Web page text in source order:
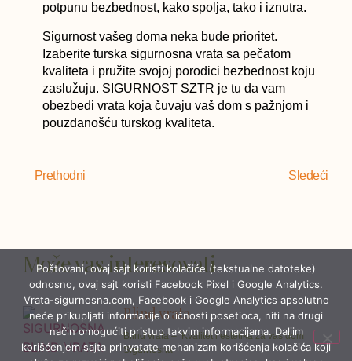
potpunu bezbednost, kako spolja, tako i iznutra.
Sigurnost vašeg doma neka bude prioritet.
Izaberite turska sigurnosna vrata sa pečatom
kvaliteta i pružite svojoj porodici bezbednost koju
zaslužuju. SIGURNOST SZTR je tu da vam
obezbedi vrata koja čuvaju vaš dom s pažnjom i
pouzdanošću turskog kvaliteta.
Prethodni Sledeći
Može vas interesovati
Blind vrata
Blind vrata – Kvalitet i estetika za vaš dom
Sigurnosna
Poštovani, ovaj sajt koristi kolačiće (tekstualne datoteke)
odnosno, ovaj sajt koristi Facebook Pixel i Google Analytics.
Vrata-sigurnosna.com, Facebook i Google Analytics apsolutno
neće prikupljati informacije o ličnosti posetioca, niti na drugi
način omogućiti pristup takvim informacijama. Daljim
korišćenjem sajta prihvatate mehanizam korišćenja kolačića koji